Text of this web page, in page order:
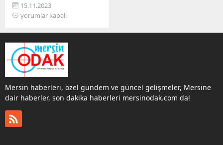
Olağan Genel Kurul
Toplantısı’nın 1. Birleşimi
komisyonlara sevk edildi.
Mersin Büyükşehir
Belediyesi Mersin Su ve
Kanalizasyon İdaresi
(MESKİ) Genel
Müdürlüğü’nün 2023 Yılı
Kasım Ayı Olağan Genel
Kurul Toplantısı’nın 1.
Birleşimi yapıldı.
15.11.2023
yorumlar kapalı
Mersin haberleri, özel gündem ve güncel gelişmeler, Mersine
dair haberler, son dakika haberleri mersinodak.com da!